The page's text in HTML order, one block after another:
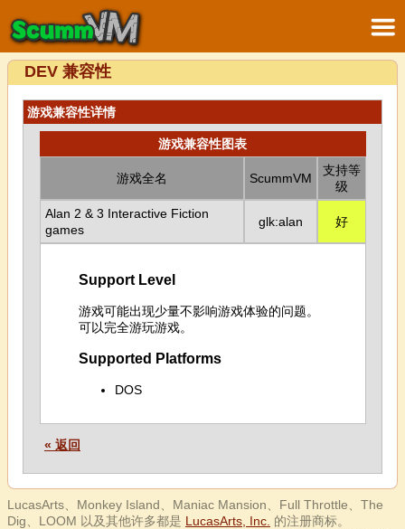
DEV 兼容性
游戏兼容性详情
游戏兼容性图表
游戏全名 ScummVM
支持等
级
Alan 2 & 3 Interactive Fiction
games
glk:alan 好
Support Level
游戏可能出现少量不影响游戏体验的问题。
可以完全游玩游戏。
Supported Platforms
DOS
« 返回
LucasArts、Monkey Island、Maniac Mansion、Full Throttle、The
Dig、LOOM 以及其他许多都是 LucasArts, Inc. 的注册商标。